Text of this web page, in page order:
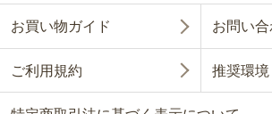
お買い物ガイド お問い
ご利用規約 推奨環境